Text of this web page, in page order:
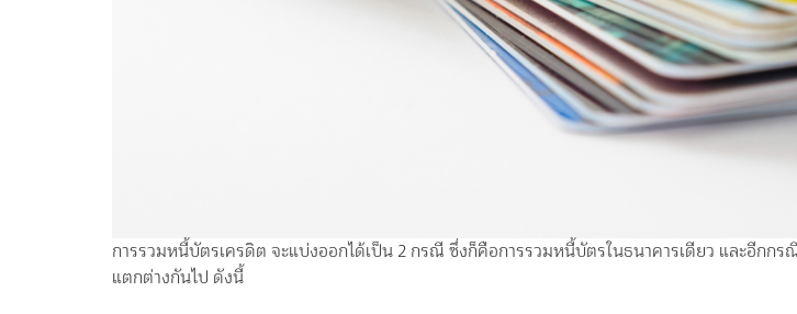
การรวมหนี้บัตรเครดิต จะแบ่งออกได้เป็น 2 กรณี ซึ่งก็คือการรวมหนี้บัตรในธนาคารเดียว และอีกกร
แตกต่างกันไป ดังนี้